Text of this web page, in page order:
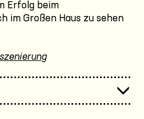
Erfolg beim
im Großen Haus zu sehen